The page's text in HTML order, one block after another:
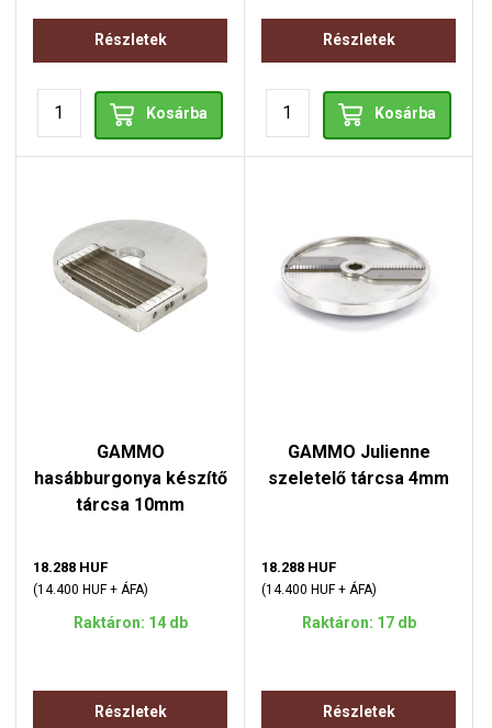
Részletek
Kosárba
Részletek
Kosárba
GAMMO
hasábburgonya készítő
tárcsa 10mm
18.288 HUF
(14.400 HUF + ÁFA)
Raktáron: 14 db
Részletek
GAMMO Julienne
szeletelő tárcsa 4mm
18.288 HUF
(14.400 HUF + ÁFA)
Raktáron: 17 db
Részletek